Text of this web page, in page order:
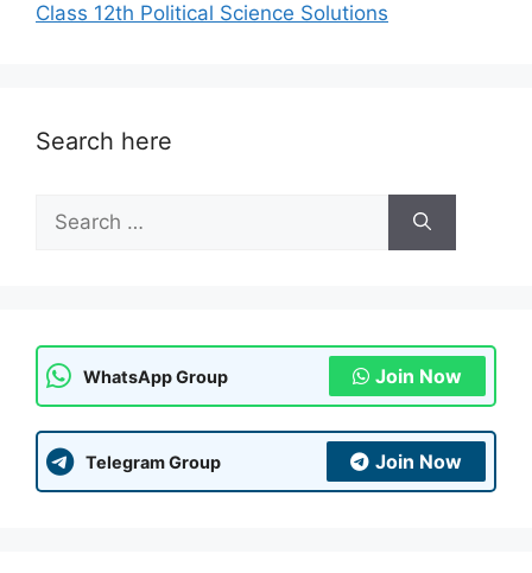
Class 12th Political Science Solutions
Search here
Search
for:
WhatsApp Group Join Now
Telegram Group Join Now